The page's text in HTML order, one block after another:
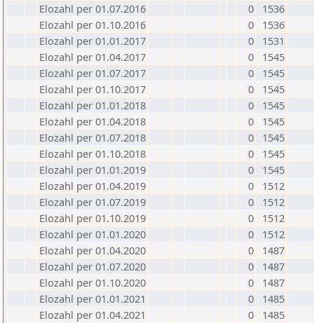
Elozahl per 01.07.2016
0
1536
Elozahl per 01.10.2016
0
1536
Elozahl per 01.01.2017
0
1531
Elozahl per 01.04.2017
0
1545
Elozahl per 01.07.2017
0
1545
Elozahl per 01.10.2017
0
1545
Elozahl per 01.01.2018
0
1545
Elozahl per 01.04.2018
0
1545
Elozahl per 01.07.2018
0
1545
Elozahl per 01.10.2018
0
1545
Elozahl per 01.01.2019
0
1545
Elozahl per 01.04.2019
0
1512
Elozahl per 01.07.2019
0
1512
Elozahl per 01.10.2019
0
1512
Elozahl per 01.01.2020
0
1512
Elozahl per 01.04.2020
0
1487
Elozahl per 01.07.2020
0
1487
Elozahl per 01.10.2020
0
1487
Elozahl per 01.01.2021
0
1485
Elozahl per 01.04.2021
0
1485